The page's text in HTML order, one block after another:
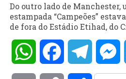
Do outro lado de Manchester,
estampada “Campeões”
de fora do Estádio Etihad, do
WhatsAppFacebook